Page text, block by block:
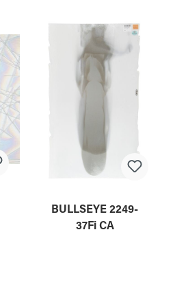
BULLSEYE 2249-
37Fi CA